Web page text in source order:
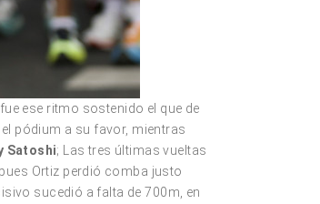
ese ritmo sostenido el que de
pódium a su favor, mientras
Satoshi; Las tres últimas vueltas
Ortiz perdió comba justo
sucedió a falta de 700m, en